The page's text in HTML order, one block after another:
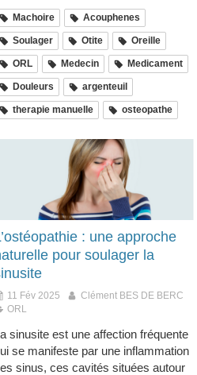
Machoire Acouphenes
Soulager Otite Oreille
ORL Medecin Medicament
Douleurs argenteuil
therapie manuelle osteopathe
: une approche
pour soulager la
11 Fév 2025
Clément BES DE BERC
ORL
sinusite est une affection fréquente
se manifeste par une inflammation
sinus, ces cavités situées autour